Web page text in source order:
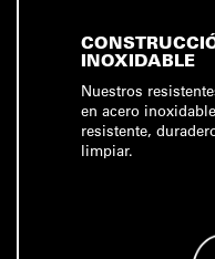
INOXIDABLE
Nuestros
en acero
resistente,
limpiar.